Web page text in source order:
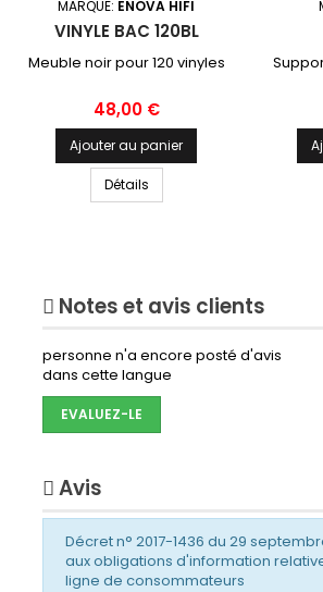
MARQUE: ENOVA HIFI
VINYLE BAC 120BL
Meuble noir pour 120 vinyles
Prix
48,00 €
Ajouter au panier
Détails
Notes et avis clients
personne n'a encore posté d'avis
dans cette langue
EVALUEZ-LE
Avis
Décret n° 2017-1436 du 29
aux obligations d'information
ligne de consommateurs